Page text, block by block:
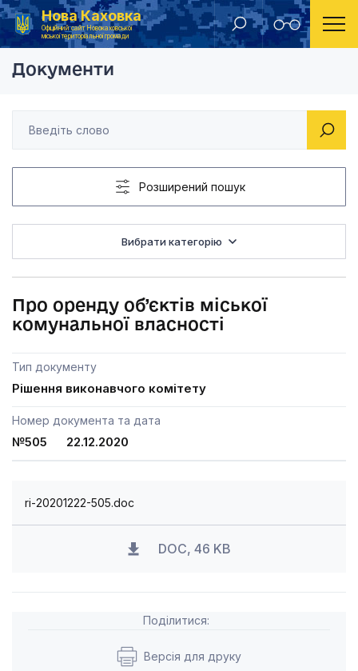
Нова Каховка
Офіційний сайт Новокаховської
міської територіальної громади
Головна Рішення виконавчого комітету Новокаховської міської ради 2020 року Про оренду об’єктів
Документи
Розширений пошук
Вибрати категорію
Про оренду об’єктів міської
комунальної власності
Тип документу
Рішення виконавчого комітету
Номер документа та дата
№505 22.12.2020
ri-20201222-505.doc
DOC, 46 KB
Поділитися:
Версія для друку